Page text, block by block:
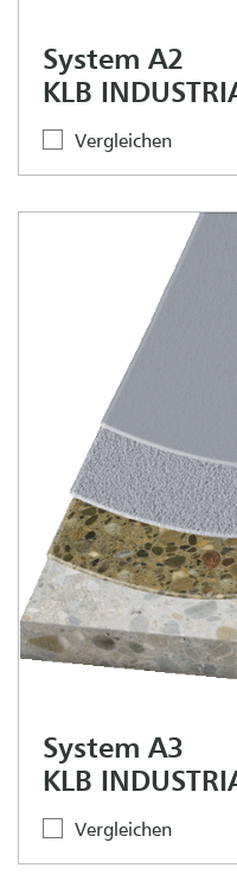
System A2
KLB
Vergleichen
System A3
KLB
Vergleichen